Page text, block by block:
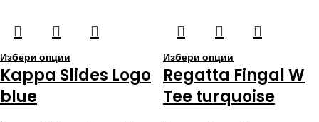
Избери опции
Kappa Slides Logo
blue
Избери опции
Regatta Fingal W
Tee turquoise